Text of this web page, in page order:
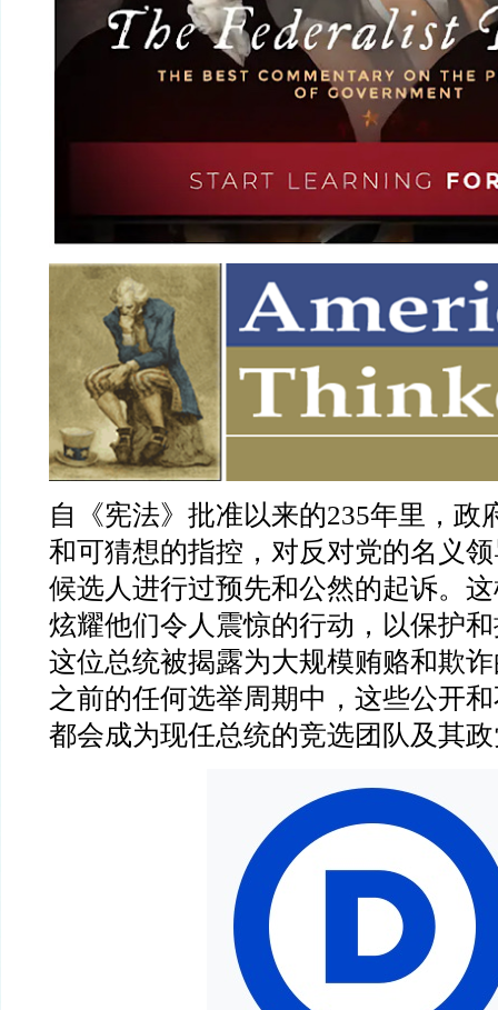
自《宪法》批准以来的235年里，政
和可猜想的指控，对反对党的名义
候选人进行过预先和公然的起诉。
炫耀他们令人震惊的行动，以保护
这位总统被揭露为大规模贿赂和欺
之前的任何选举周期中，这些公开
都会成为现任总统的竞选团队及其